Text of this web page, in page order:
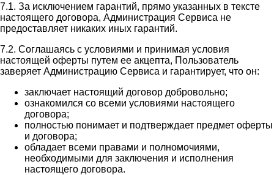
7.1. За исключением гарантий, прямо указанных в тексте
настоящего договора, Администрация Сервиса не
предоставляет никаких иных гарантий.
7.2. Соглашаясь с условиями и принимая условия
настоящей оферты путем ее акцепта, Пользователь
заверяет Администрацию Сервиса и гарантирует, что он:
заключает настоящий договор добровольно;
ознакомился со всеми условиями настоящего
договора;
полностью понимает и подтверждает предмет оферты
и договора;
обладает всеми правами и полномочиями,
необходимыми для заключения и исполнения
настоящего договора.